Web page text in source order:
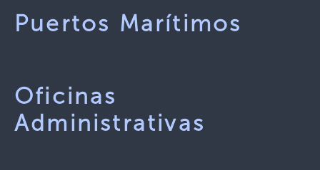
Puertos Marítimos
Oficinas
Administrativas